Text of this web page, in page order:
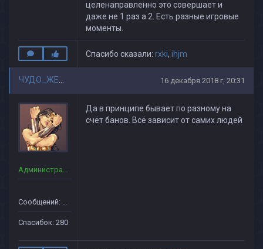
целенаправленно это совершает и
даже не 1 раз а 2. Есть разные игровые
моменты.
Спасибо сказали: rxki, ihjm
16 декабря 2018 г, 20:31
Администраторы
Сообщений: 90
Спасибок: 280
Да в принципе бывает по разному на
счёт банов. Всё зависит от самих людей